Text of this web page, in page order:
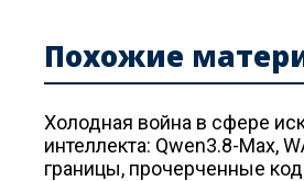
Похожие
Холодная война в сфере
интеллекта: Qwen3.8-Max,
границы, прочерченные